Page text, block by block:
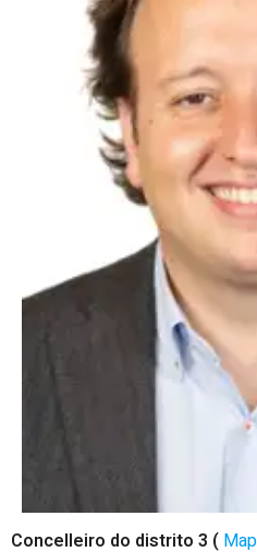
Concelleiro do distrito 3 (